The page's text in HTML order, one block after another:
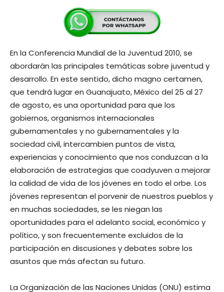
En la Conferencia Mundial de la Juventud 2010, se
abordarán las principales temáticas sobre juventud y
desarrollo. En este sentido, dicho magno certamen,
que tendrá lugar en Guanajuato, México del 25 al 27
de agosto, es una oportunidad para que los
gobiernos, organismos internacionales
gubernamentales y no gubernamentales y la
sociedad civil, intercambien puntos de vista,
experiencias y conocimiento que nos conduzcan a la
elaboración de estrategias que coadyuven a mejorar
la calidad de vida de los jóvenes en todo el orbe. Los
jóvenes representan el porvenir de nuestros pueblos y
en muchas sociedades, se les niegan las
oportunidades para el adelanto social, económico y
político, y son frecuentemente excluidos de la
participación en discusiones y debates sobre los
asuntos que más afectan su futuro.
La Organización de las Naciones Unidas (ONU) estima